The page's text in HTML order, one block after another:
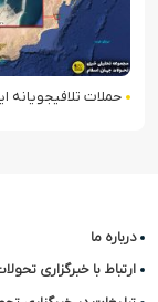
حملات تلافی‎جویانه ایران علیه پایگاه‌های آمریکا در منطقه
درباره ما
ارتباط با خبرگزاری